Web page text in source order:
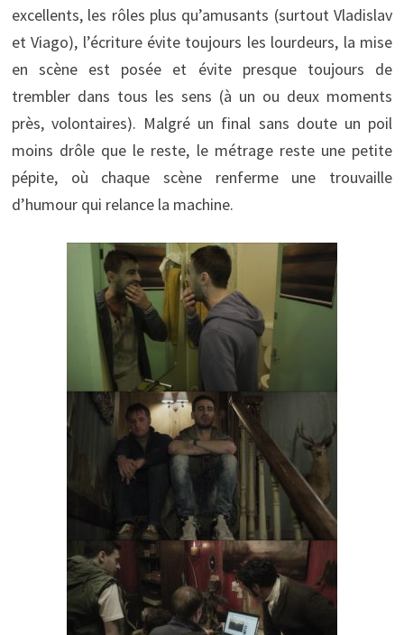
excellents, les rôles plus qu’amusants (surtout Vladislav
et Viago), l’écriture évite toujours les lourdeurs, la mise
en scène est posée et évite presque toujours de
trembler dans tous les sens (à un ou deux moments
près, volontaires). Malgré un final sans doute un poil
moins drôle que le reste, le métrage reste une petite
pépite, où chaque scène renferme une trouvaille
d’humour qui relance la machine.